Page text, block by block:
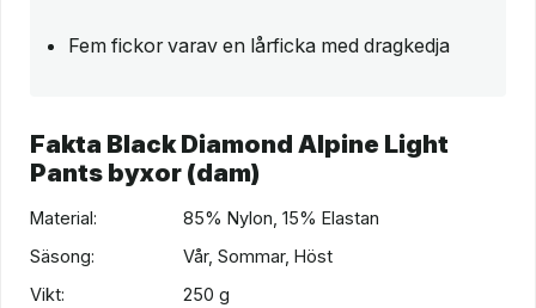
Fem fickor varav en lårficka med dragkedja
Fakta Black Diamond Alpine Light
Pants byxor (dam)
Material:
85% Nylon, 15% Elastan
Säsong:
Vår, Sommar, Höst
Vikt:
250 g